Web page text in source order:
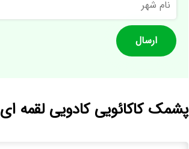
شهر
پشمک کاکائویی کادویی لقمه ای